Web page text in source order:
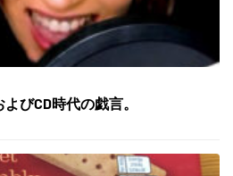
びCD時代の戯言。